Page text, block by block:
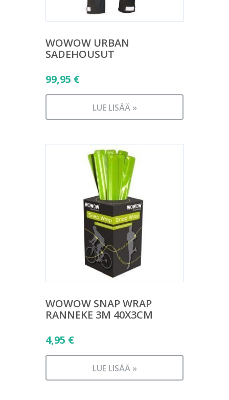
WOWOW URBAN
SADEHOUSUT
99,95 €
LUE LISÄÄ »
WOWOW SNAP WRAP
RANNEKE 3M 40X3CM
4,95 €
LUE LISÄÄ »